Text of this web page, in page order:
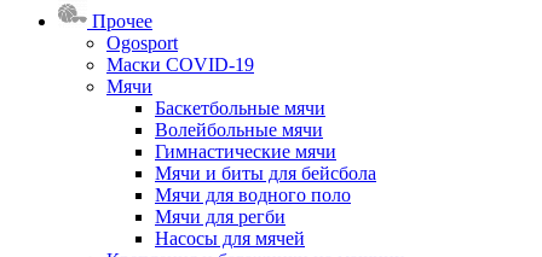
Прочее
Ogosport
Маски COVID-19
Мячи
Баскетбольные мячи
Волейбольные мячи
Гимнастические мячи
Мячи и биты для бейсбола
Мячи для водного поло
Мячи для регби
Насосы для мячей